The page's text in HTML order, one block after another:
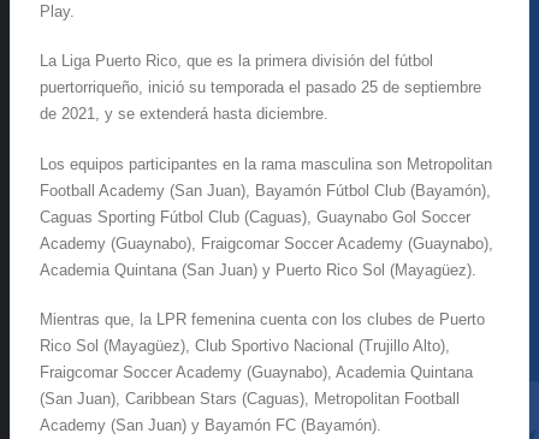
Play.
La Liga Puerto Rico, que es la primera división del fútbol
puertorriqueño, inició su temporada el pasado 25 de septiembre
de 2021, y se extenderá hasta diciembre.
Los equipos participantes en la rama masculina son Metropolitan
Football Academy (San Juan), Bayamón Fútbol Club (Bayamón),
Caguas Sporting Fútbol Club (Caguas), Guaynabo Gol Soccer
Academy (Guaynabo), Fraigcomar Soccer Academy (Guaynabo),
Academia Quintana (San Juan) y Puerto Rico Sol (Mayagüez).
Mientras que, la LPR femenina cuenta con los clubes de Puerto
Rico Sol (Mayagüez), Club Sportivo Nacional (Trujillo Alto),
Fraigcomar Soccer Academy (Guaynabo), Academia Quintana
(San Juan), Caribbean Stars (Caguas), Metropolitan Football
Academy (San Juan) y Bayamón FC (Bayamón).